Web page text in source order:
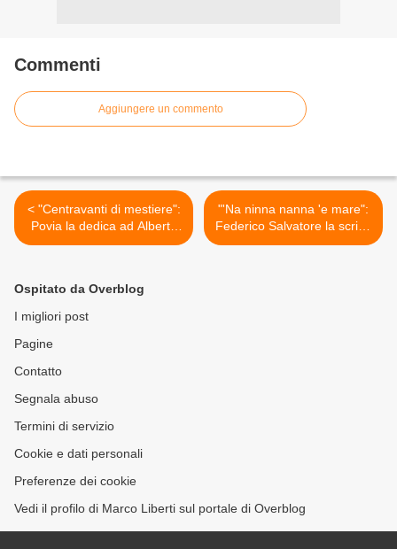
Commenti
Aggiungere un commento
< "Centravanti di mestiere":
Povia la dedica ad Alberto
Gilardino
"'Na ninna nanna 'e mare":
Federico Salvatore la scrive
per Aleandro Baldi >
Ospitato da Overblog
I migliori post
Pagine
Contatto
Segnala abuso
Termini di servizio
Cookie e dati personali
Preferenze dei cookie
Vedi il profilo di Marco Liberti sul portale di Overblog